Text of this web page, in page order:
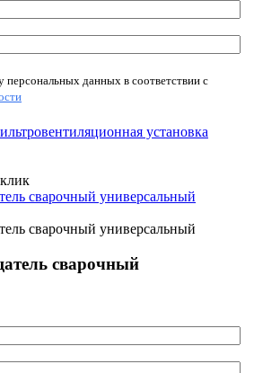
персональных данных в соответствии с
установка
сварочный